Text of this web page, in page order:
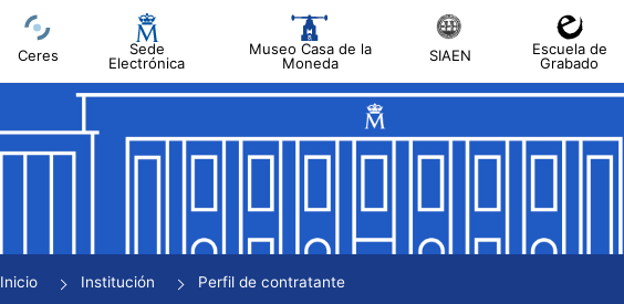
Ceres
Sede
Electrónica
Museo Casa de la
Moneda
SIAEN
Escuela de
Grabado
Mostrar/Ocultar
Mostrar/Ocultar
Inicio Institución Perfil de contratante